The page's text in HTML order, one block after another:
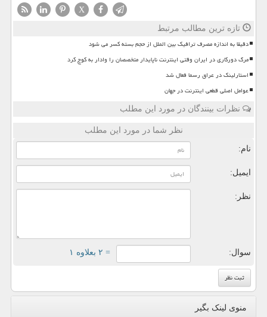
X
تازه ترین مطالب مرتبط
دقیقا به اندازه مصرف ترافیک بین الملل از حجم بسته کسر می شود
مرگ دورکاری در ایران وقتی اینترنت ناپایدار متخصصان را وادار به کوچ کرد
استارلینک در عراق رسما فعال شد
عوامل اصلی قطعی اینترنت در جهان
نظرات بینندگان در مورد این مطلب
نظر شما در مورد این مطلب
نام:
ایمیل:
نظر:
سوال: = ۲ بعلاوه ۱
منوی لینک بگیر